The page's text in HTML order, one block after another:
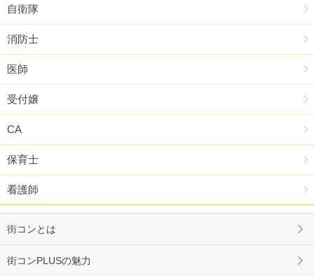
自衛隊
消防士
医師
受付嬢
CA
保育士
看護師
街コンとは
街コンPLUSの魅力